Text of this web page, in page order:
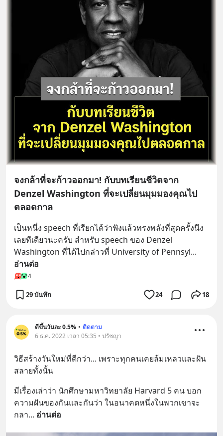
จงกล้าที่จะก้าวออกมา! กับบทเรียนชีวิตจาก
Denzel Washington ที่จะเปลี่ยนมุมมองคุณไป
ตลอดกาล
เป็นหนึ่ง speech ที่เรียกได้ว่าฟังแล้วทรงพลังที่สุดครั้งนึง
เลยทีเดียวนะครับ สำหรับ speech ของ Denzel
Washington ที่ได้ไปกล่าวที่ University of Pennsyl
อ่านต่อ
4
29 บันทึก 24 18
ดีขึ้นวันละ 0.5% • ติดตาม
6 ธ.ค. 2022 เวลา 05:35 • ปรัชญา
วิธีสร้างวันใหม่ที่ดีกว่า... เพราะทุกคนเคยล้มเหลวและฝัน
สลายทั้งนั้น
มีเรื่องเล่าว่า นักศึกษามหาวิทยาลัย Harvard 5 คน บอก
ความฝันของกันและกันว่า ในอนาคตหนึ่งในพวกเขาจะ
กลา... อ่านต่อ